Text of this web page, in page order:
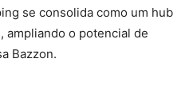
se consolida como um hub
ampliando o potencial de
Bazzon.